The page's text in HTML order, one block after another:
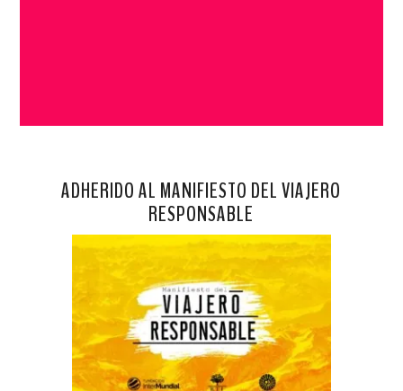
ADHERIDO AL MANIFIESTO DEL VIAJERO
RESPONSABLE